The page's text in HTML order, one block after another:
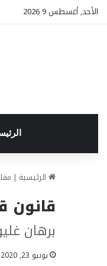
الأحد, أغسطس 9 2026
الرئيسية |
قانون
برهان
يونيو 23, 2020